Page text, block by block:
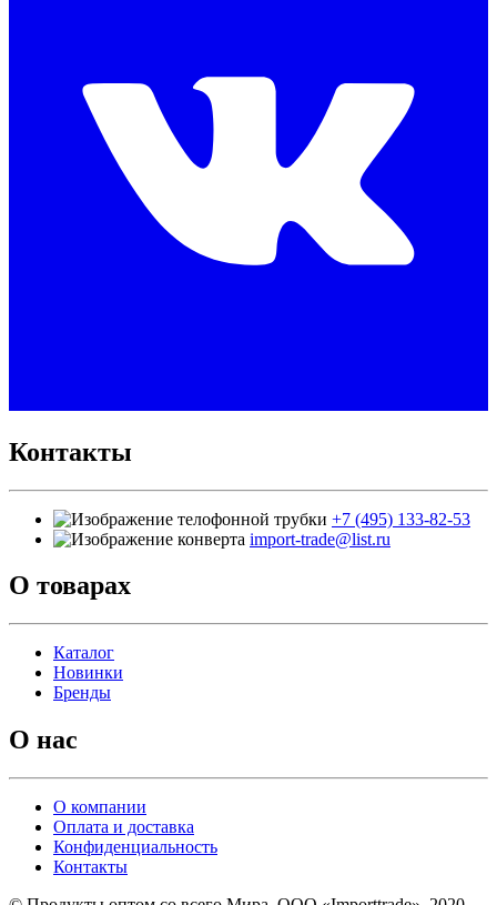
Контакты
+7 (495) 133-82-53
import-trade@list.ru
О товарах
Каталог
Новинки
Бренды
О нас
О компании
Оплата и доставка
Конфиденциальность
Контакты